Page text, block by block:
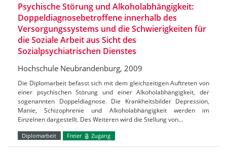
Psychische Störung und Alkoholabhängigkeit:
Doppeldiagnosebetroffene innerhalb des
Versorgungssystems und die Schwierigkeiten für
die Soziale Arbeit aus Sicht des
Sozialpsychiatrischen Dienstes
Hochschule Neubrandenburg, 2009
Die Diplomarbeit befasst sich mit dem gleichzeitigen Auftreten von
einer psychischen Störung und einer Alkoholabhängigkeit, der
sogenannten Doppeldiagnose. Die Krankheitsbilder Depression,
Manie, Schizophrenie und Alkoholabhängigkeit werden im
Einzelnen dargestellt. Des Weiteren wird die Stellung von…
Diplomarbeit Freier Zugang